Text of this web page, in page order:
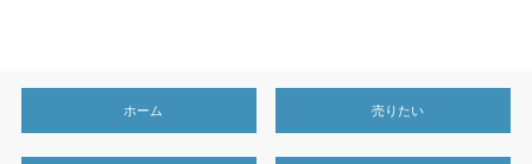
ホーム 売りたい